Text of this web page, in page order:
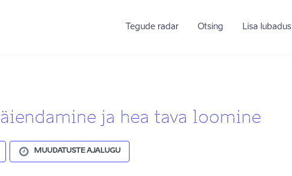
Tegude radar Otsing Lisa lubadus
ja hea tava loomine
MUUDATUSTE AJALUGU